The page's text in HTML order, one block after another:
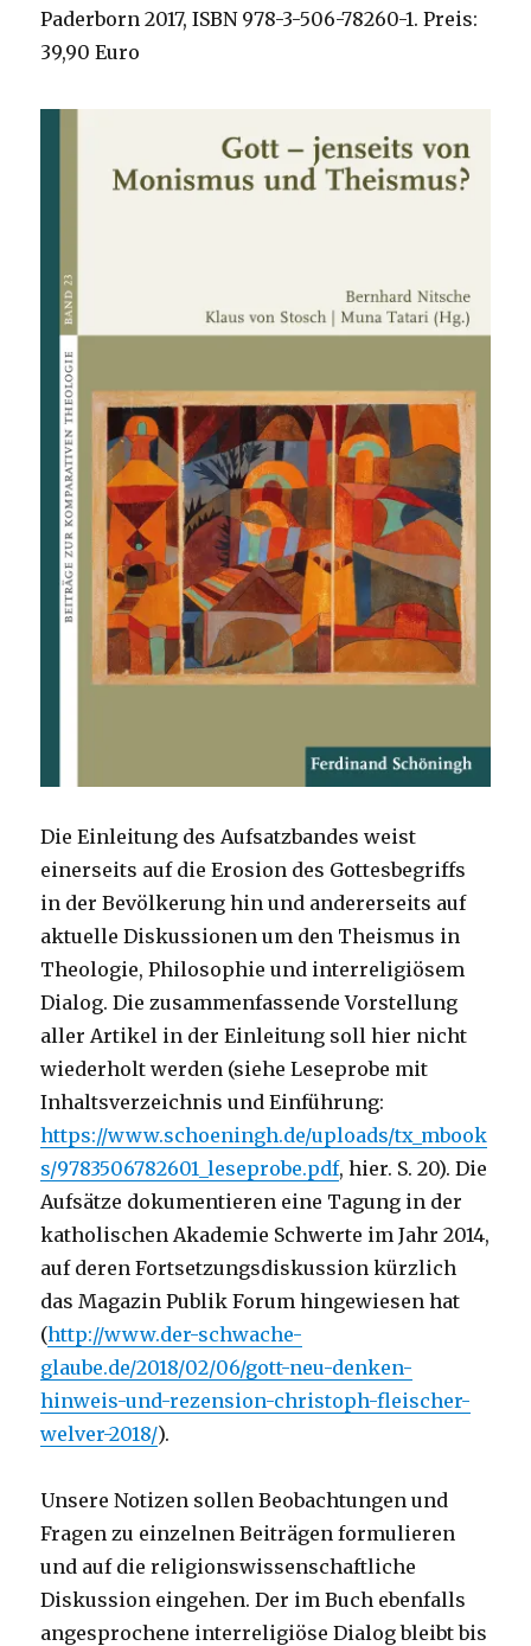
Paderborn 2017, ISBN 978-3-506-78260-1. Preis:
39,90 Euro
Die Einleitung des Aufsatzbandes weist
einerseits auf die Erosion des Gottesbegriffs
in der Bevölkerung hin und andererseits auf
aktuelle Diskussionen um den Theismus in
Theologie, Philosophie und interreligiösem
Dialog. Die zusammenfassende Vorstellung
aller Artikel in der Einleitung soll hier nicht
wiederholt werden (siehe Leseprobe mit
Inhaltsverzeichnis und Einführung:
https://www.schoeningh.de/uploads/tx_mbook
s/9783506782601_leseprobe.pdf, hier. S. 20). Die
Aufsätze dokumentieren eine Tagung in der
katholischen Akademie Schwerte im Jahr 2014,
auf deren Fortsetzungsdiskussion kürzlich
das Magazin Publik Forum hingewiesen hat
(http://www.der-schwache-
glaube.de/2018/02/06/gott-neu-denken-
hinweis-und-rezension-christoph-fleischer-
welver-2018/).
Unsere Notizen sollen Beobachtungen und
Fragen zu einzelnen Beiträgen formulieren
und auf die religionswissenschaftliche
Diskussion eingehen. Der im Buch ebenfalls
angesprochene interreligiöse Dialog bleibt bis